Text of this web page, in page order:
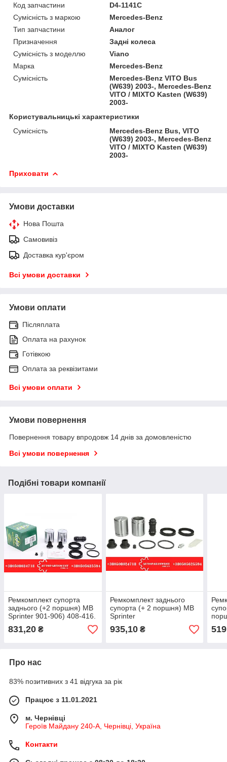
Код запчастини
D4-1141C
Сумісність з маркою
Mercedes-Benz
Тип запчастини
Аналог
Призначення
Задні колеса
Сумісність з моделлю
Viano
Марка
Mercedes-Benz
Сумісність
Mercedes-Benz VITO Bus
(W639) 2003-, Mercedes-Benz
VITO / MIXTO Kasten (W639)
2003-
Користувальницькі характеристики
Сумісність
Mercedes-Benz Bus, VITO
(W639) 2003-, Mercedes-Benz
VITO / MIXTO Kasten (W639)
2003-
Приховати
Умови доставки
Нова Пошта
Самовивіз
Доставка кур'єром
Всі умови доставки
Умови оплати
Післяплата
Оплата на рахунок
Готівкою
Оплата за реквізитами
Всі умови оплати
Умови повернення
Повернення товару впродовж 14 днів за домовленістю
Всі умови повернення
Подібні товари компанії
Ремкомплект супорта
заднього (+2 поршня) MB
Sprinter 901-906) 408-416.
208-312. 208.CDI. 316CDI.
FRENKIT
831,20 ₴
Ремкомплект заднього
супорта (+ 2 поршня) MB
Sprinter
(901/902/903/904/906) /
VW LT II 28-46.
935,10₴
Про нас
83% позитивних з 41 відгука за рік
Працює з 11.01.2021
м. Чернівці
Героїв Майдану 240-А, Чернівці, Україна
Контакти